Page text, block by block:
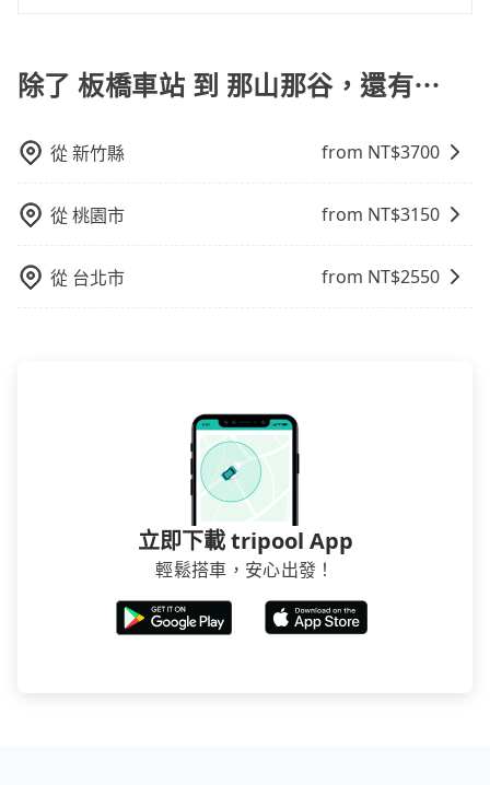
旅途安全無憂，我們的司機都是專業且可靠的職業駕
駛。關於價格，旅步官網可一鍵即時查價，所示價格絕
策，讓您在規劃行程時能更無後顧之憂。無論您是要前
驗。所以，如果您正在尋找一家可靠的包車公司，
tripool旅步絕對是您值得信任的不二選擇！
除了 板橋車站 到 那山那谷，還有⋯
從新竹縣 from NT$3700
從桃園市 from NT$3150
從 台北市 from NT$2550
立即下載 tripool App
輕鬆搭車，安心出發！